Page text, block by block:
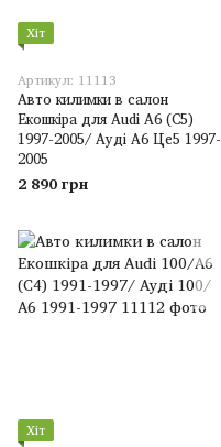
Хіт
Артикул: 11113
Авто килимки в салон
Екошкіра для Audi A6 (C5)
1997-2005/ Ауді А6 Це5 1997-
2005
2 890 грн
Хіт